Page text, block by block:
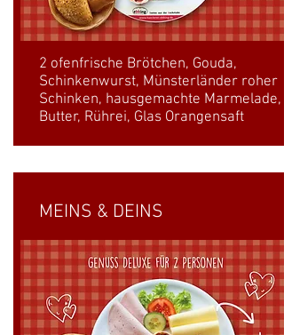
2 ofenfrische Brötchen, Gouda,
Schinkenwurst, Münsterländer roher
Schinken, hausgemachte Marmelade,
Butter, Rührei, Glas Orangensaft
MEINS & DEINS